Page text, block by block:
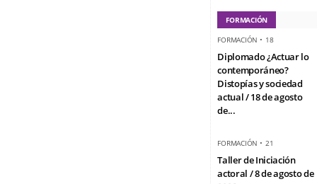
FORMACIÓN
FORMACIÓN • 18
Diplomado ¿Actuar lo
contemporáneo?
Distopías y sociedad
actual / 18 de agosto
de...
FORMACIÓN • 21
Taller de Iniciación
actoral / 8 de agosto de